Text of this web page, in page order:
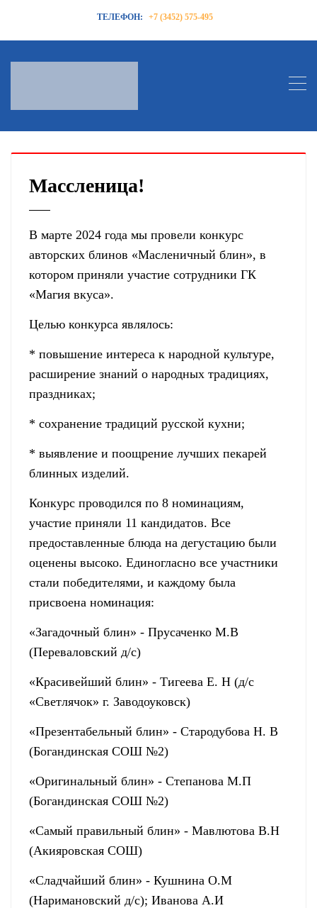
ТЕЛЕФОН: +7 (3452) 575-495
Массленица!
В марте 2024 года мы провели конкурс
авторских блинов «Масленичный блин», в
котором приняли участие сотрудники ГК
«Магия вкуса».
Целью конкурса являлось:
* повышение интереса к народной культуре,
расширение знаний о народных традициях,
праздниках;
* сохранение традиций русской кухни;
* выявление и поощрение лучших пекарей
блинных изделий.
Конкурс проводился по 8 номинациям,
участие приняли 11 кандидатов. Все
предоставленные блюда на дегустацию были
оценены высоко. Единогласно все участники
стали победителями, и каждому была
присвоена номинация:
«Загадочный блин» - Прусаченко М.В
(Переваловский д/с)
«Красивейший блин» - Тигеева Е. Н (д/с
«Светлячок» г. Заводоуковск)
«Презентабельный блин» - Стародубова Н. В
(Богандинская СОШ №2)
«Оригинальный блин» - Степанова М.П
(Богандинская СОШ №2)
«Самый правильный блин» - Мавлютова В.Н
(Акияровская СОШ)
«Сладчайший блин» - Кушнина О.М
(Наримановский д/с); Иванова А.И